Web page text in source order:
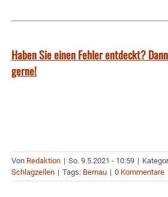
Haben Sie einen Fehler entdeckt?
gerne!
Von Redaktion | So. 9.5.2021 - 10:59 |
Schlagzeilen | Tags: Bernau | 0 Kommentare